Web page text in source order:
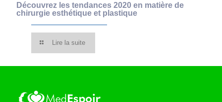
Découvrez les tendances 2020 en matière de
chirurgie esthétique et plastique
Lire la suite